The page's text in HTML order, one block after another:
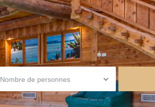
Nombre de personnes